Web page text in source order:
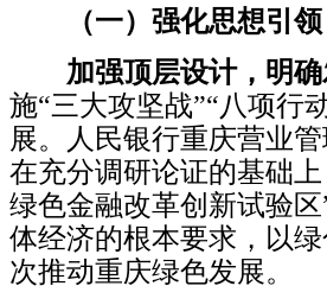
（一）强化思想引领
加强顶层设计，明确
施“三大攻坚战”“八项行
展。
人民银行重庆营业
在充分调研论证的基础
绿色金融改革创新试验
体经济的根本要求，以
次推动重庆绿色发展。